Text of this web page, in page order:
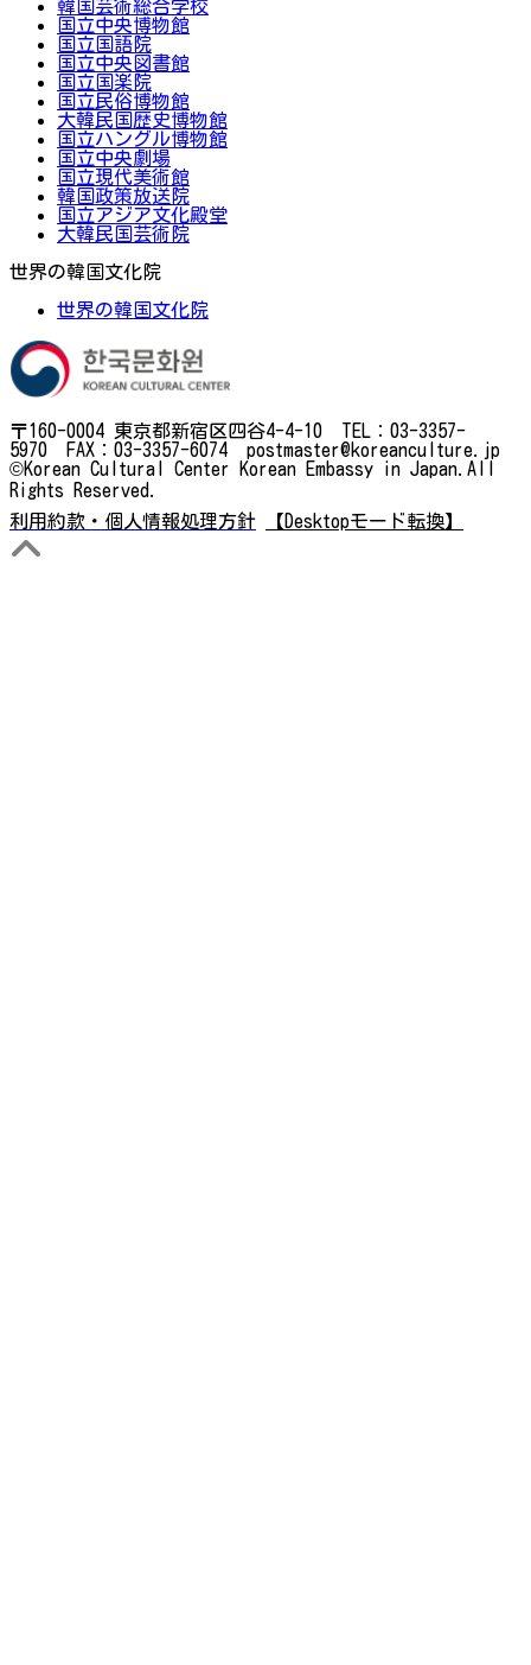
韓国芸術総合学校
国立中央博物館
国立国語院
国立中央図書館
国立国楽院
国立民俗博物館
大韓民国歴史博物館
国立ハングル博物館
国立中央劇場
国立現代美術館
韓国政策放送院
国立アジア文化殿堂
大韓民国芸術院
世界の韓国文化院
世界の韓国文化院
〒160-0004 東京都新宿区四谷4-4-10 TEL：03-3357-
5970 FAX：03-3357-6074 postmaster@koreanculture.jp
©Korean Cultural Center Korean Embassy in Japan.All
Rights Reserved.
利用約款・個人情報処理方針
【Desktopモード転換】